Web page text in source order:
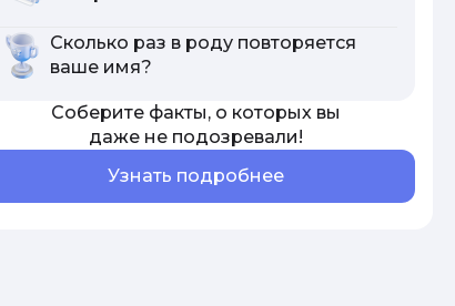
Сколько раз в роду повторяется
ваше имя?
Соберите факты, о которых вы
даже не подозревали!
Узнать подробнее